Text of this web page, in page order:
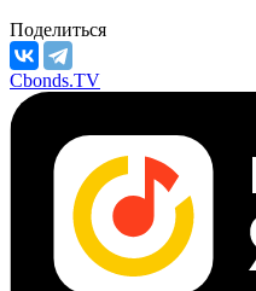
Поделиться
Cbonds.TV